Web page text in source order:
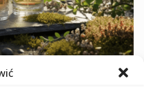
która pachnie